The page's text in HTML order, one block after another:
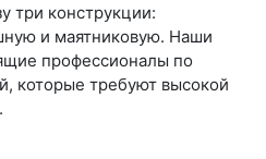
три конструкции:
и маятниковую. Наши
профессионалы по
которые требуют высокой